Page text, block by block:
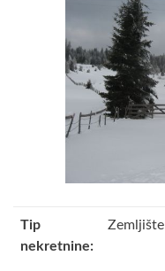
Tip
nekretnine:
Zemljište